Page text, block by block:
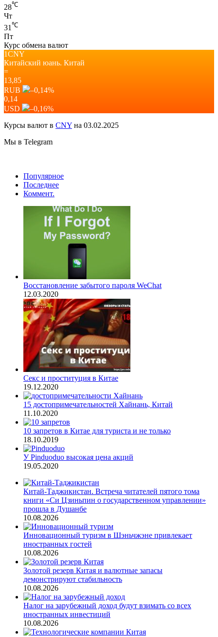
28℃
Чт
31 ℃
Пт
Курс обмена валют
1CNY
Китайский юань. Китай
=
13,85
RUB
–0,14%
0,14
USD
–0,16%
Курсы валют в CNY на 03.02.2025
Мы в Telegram
Популярное
Последнее
Коммент.
Восстановление забытого пароля WeChat
12.03.2020
Секс и проституция в Китае
19.12.2020
15 достопримечательностей Хайнань, Китай
11.10.2020
10 запретов в Китае для туриста и не только
18.10.2019
У Pinduoduo высокая цена акций
19.05.2020
Китай-Таджикистан. Встреча читателей пятого тома
книги «Си Цзиньпин о государственном управлении»
прошла в Душанбе
10.08.2026
Инновационный туризм в Шэньчжэне привлекает
иностранных гостей
10.08.2026
Золотой резерв Китая и валютные запасы
демонстрируют стабильность
10.08.2026
Налог на зарубежный доход будут взимать со всех
иностранных инвестиций
10.08.2026